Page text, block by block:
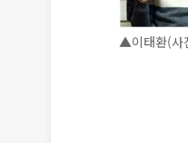
▲이태환(사